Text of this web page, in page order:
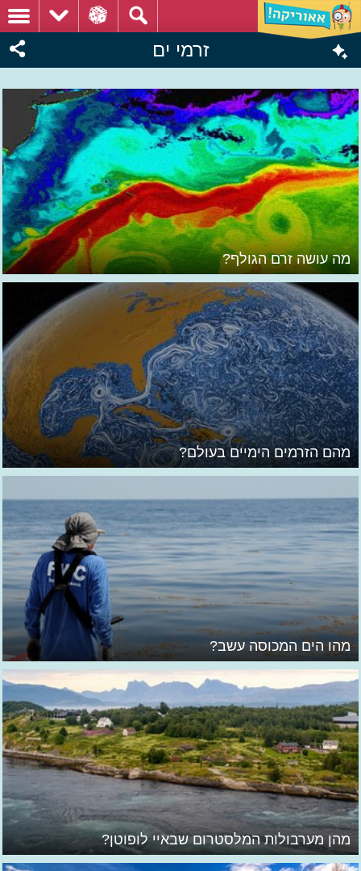
זרמי ים
מה עושה זרם הגולף?
מהם הזרמים הימיים בעולם?
מהו הים המכוסה עשב?
מהן מערבולות המלסטרום שבאיי לופוטן?